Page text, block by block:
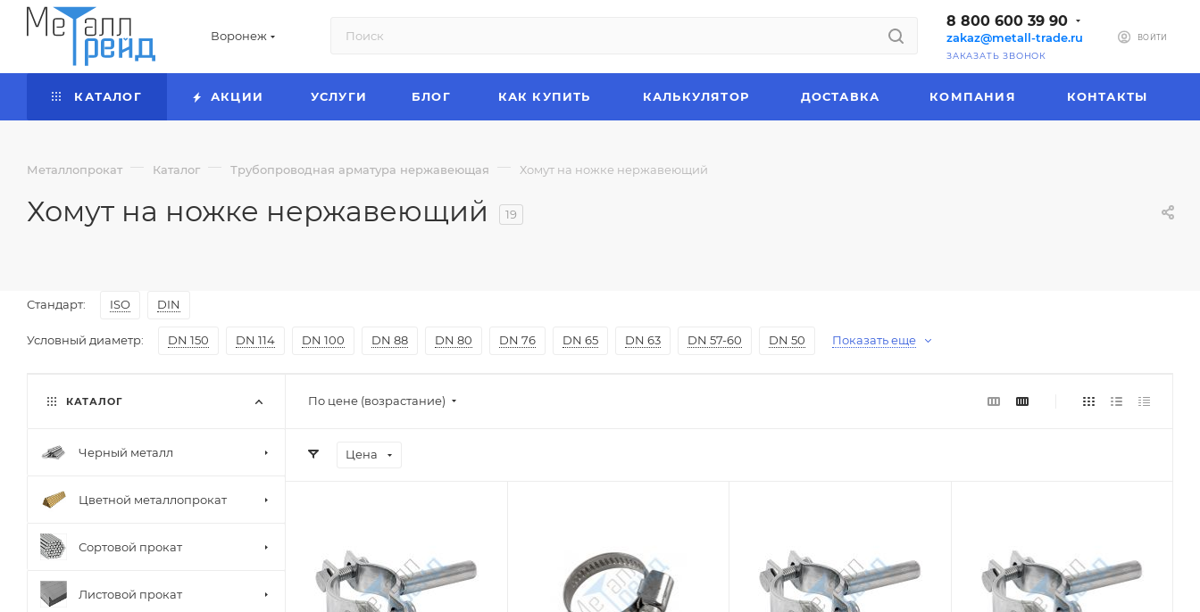
Воронеж
8 800 600 39 90
zakaz@metall-trade.ru
ЗАКАЗАТЬ ЗВОНОК
ВОЙТИ
КАТАЛОГ АКЦИИ УСЛУГИ БЛОГ КАК КУПИТЬ КАЛЬКУЛЯТОР ДОСТАВКА КОМПАНИЯ КОНТАКТЫ
Металлопрокат — Каталог — Трубопроводная арматура нержавеющая — Хомут на ножке нержавеющий
Хомут на ножке нержавеющий 19
Стандарт: ISO DIN
Условный диаметр: DN 150 DN 114 DN 100 DN 88 DN 80 DN 76 DN 65 DN 63 DN 57-60 DN 50 Показать еще
По цене (возрастание)
Цена
КАТАЛОГ
Черный металл
Цветной металлопрокат
Сортовой прокат
Листовой прокат